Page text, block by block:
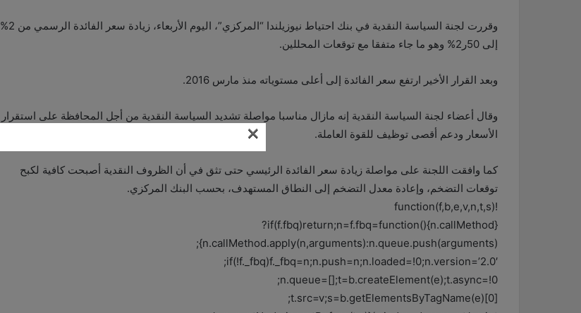
وقررت لجنة السياسة النقدية في بنك احتياط نيوزيلندا “المركزي”، اليوم الأربعاء، زيادة سعر الفائدة الرسمي من 2%
إلى 50ر2% وهو ما جاء متفقا مع توقعات المحللين.
وبعد القرار الأخير ارتفع سعر الفائدة إلى أعلى مستوياته منذ مارس 2016.
وقال أعضاء لجنة السياسة النقدية إنه مازال مناسبا مواصلة تشديد السياسة النقدية من أجل المحافظة على استقرار
الأسعار ودعم أقصى توظيف للقوة العاملة.
كما وافقت اللجنة على مواصلة زيادة سعر الفائدة الرئيسي حتى تثق في أن الظروف النقدية أصبحت كافية لكبح
توقعات التضخم، وإعادة معدل التضخم إلى النطاق المستهدف، بحسب البنك المركزي.
!function(f,b,e,v,n,t,s)
{if(f.fbq)return;n=f.fbq=function(){n.callMethod?
n.callMethod.apply(n,arguments):n.queue.push(arguments)};
if(!f._fbq)f._fbq=n;n.push=n;n.loaded=!0;n.version=’2.0′;
n.queue=[];t=b.createElement(e);t.async=!0;
t.src=v;s=b.getElementsByTagName(e)[0];
×